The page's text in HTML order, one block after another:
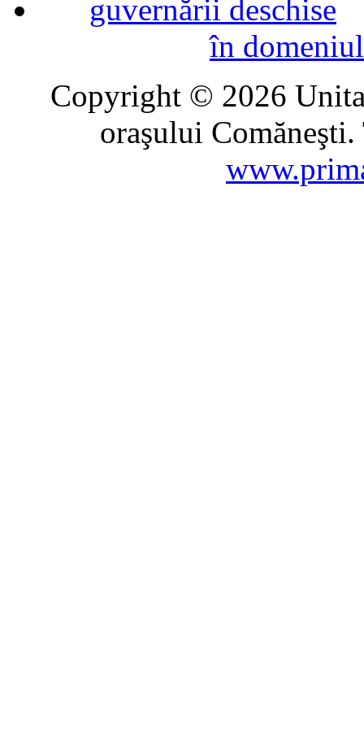
în
Copyright © 2026
oraşului